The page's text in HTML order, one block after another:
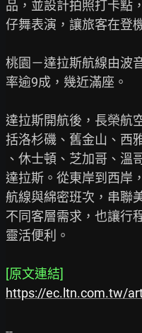
品，並設計拍照打卡點
仔舞表演，讓旅客在登
桃園－達拉斯航線由波
率逾9成，幾近滿座。
達拉斯開航後，長榮航
括洛杉磯、舊金山、西
、休士頓、芝加哥、溫
達拉斯。從東岸到西岸
航線與綿密班次，串聯
不同客層需求，也讓行
靈活便利。
[原文連結]
https://ec.ltn.com.tw/